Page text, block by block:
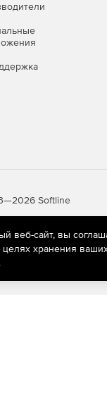
Softline
рекомендательные
веб-сайт, вы
хранения